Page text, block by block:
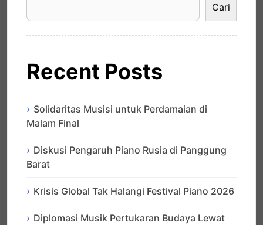
Cari
Recent Posts
Solidaritas Musisi untuk Perdamaian di
Malam Final
Diskusi Pengaruh Piano Rusia di Panggung
Barat
Krisis Global Tak Halangi Festival Piano 2026
Diplomasi Musik Pertukaran Budaya Lewat